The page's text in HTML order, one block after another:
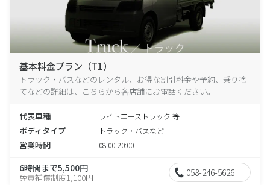
基本料金プラン（T1）
トラック・バスなどのレンタル、お得な割引料金や予約、乗り捨
てなどの詳細は、こちらから各店舗にお電話ください。
代表車種 ライトエーストラック 等
ボディタイプ トラック・バスなど
営業時間 08:00-20:00
6時間まで5,500円
免責補償制度1,100円 058-246-5626